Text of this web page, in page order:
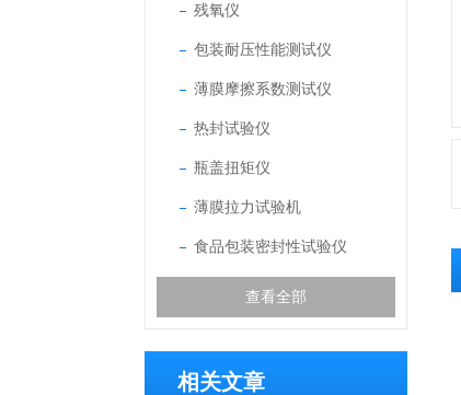
残氧仪
包装耐压性能测试仪
薄膜摩擦系数测试仪
热封试验仪
瓶盖扭矩仪
薄膜拉力试验机
食品包装密封性试验仪
查看全部
相关文章